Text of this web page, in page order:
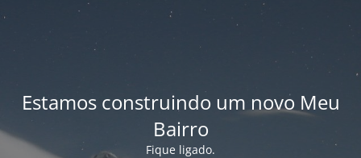
Estamos construindo um novo Meu
Bairro
Fique ligado.